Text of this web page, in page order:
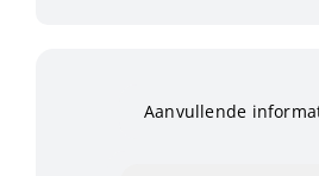
Aanvullende